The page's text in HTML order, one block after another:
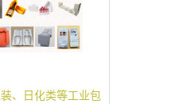
、日化类等工业包